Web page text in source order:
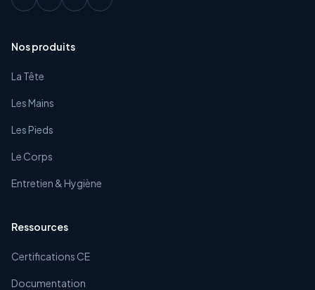
Nos produits
La Tête
Les Mains
Les Pieds
Le Corps
Entretien & Hygiène
Ressources
Certifications CE
Documentation